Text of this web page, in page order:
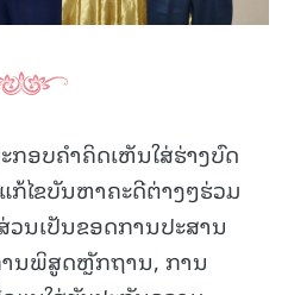
ກອບຄໍາຄິດເຫັນໃສ່ຮ່າງບົດ
ໄຂບັນຫາຄະດີຕ່າງໆຮ່ວມ
ນເປັນຂອດການປະສານ
ານພິສູດຫຼັກຖານ, ການ